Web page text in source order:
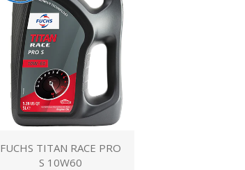
FUCHS TITAN RACE PRO
S 10W60